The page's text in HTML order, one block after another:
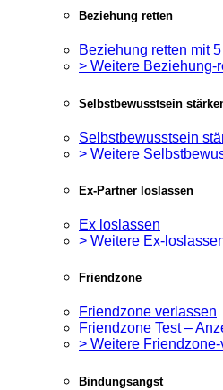
Beziehung retten
Beziehung retten mit
> Weitere Beziehung-
Selbstbewusstsein
Selbstbewusstsein
> Weitere
Ex-Partner loslassen
Ex loslassen
> Weitere Ex-
Friendzone
Friendzone verlassen
Friendzone Test –
> Weitere
Bindungsangst